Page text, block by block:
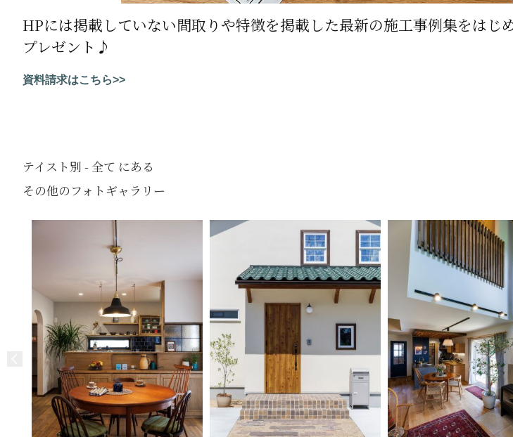
HPには掲載していない間取りや特徴を掲載した最新の施工事例集をは
プレゼント♪
資料請求はこちら>>
テイスト別 - 全て にある
その他のフォトギャラリー